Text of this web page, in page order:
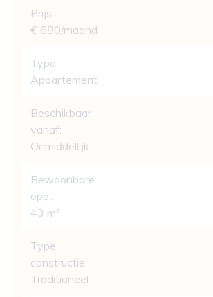
Prijs:
€ 680/maand
Type:
Appartement
Beschikbaar
vanaf:
Onmiddellijk
Bewoonbare
opp.:
43 m²
Type
constructie:
Traditioneel